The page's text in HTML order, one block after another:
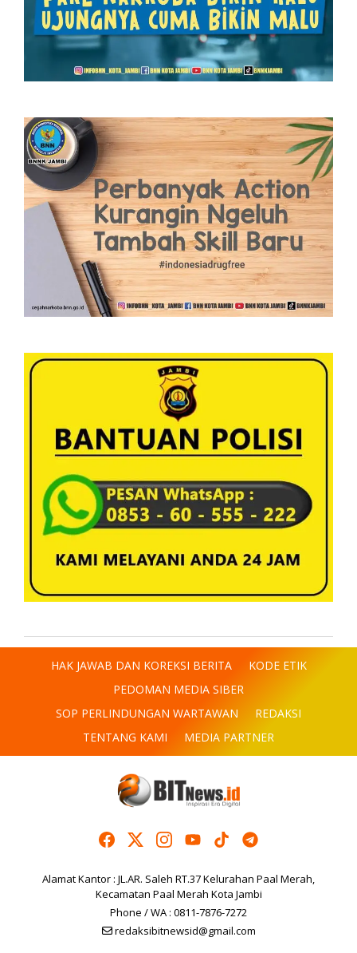
HAK JAWAB DAN KOREKSI BERITA
KODE ETIK
PEDOMAN MEDIA SIBER
SOP PERLINDUNGAN WARTAWAN
REDAKSI
TENTANG KAMI
MEDIA PARTNER
Alamat Kantor : JL.AR. Saleh RT.37 Kelurahan Paal Merah,
Kecamatan Paal Merah Kota Jambi
Phone / WA : 0811-7876-7272
redaksibitnewsid@gmail.com